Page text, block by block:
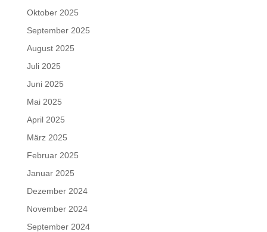
Oktober 2025
September 2025
August 2025
Juli 2025
Juni 2025
Mai 2025
April 2025
März 2025
Februar 2025
Januar 2025
Dezember 2024
November 2024
September 2024